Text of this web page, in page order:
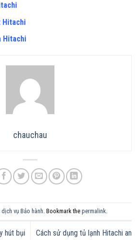
Hitachi
Hitachi
chauchau
dịch vụ Bảo hành . Bookmark the permalink
hút bụi Cách sử dụng tủ lạnh Hitachi an